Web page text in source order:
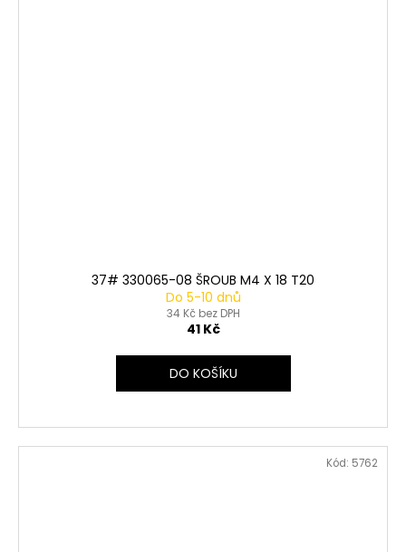
37# 330065-08 ŠROUB M4 X 18 T20
Do 5-10 dnů
34 Kč bez DPH
41 Kč
DO KOŠÍKU
Kód: 5762